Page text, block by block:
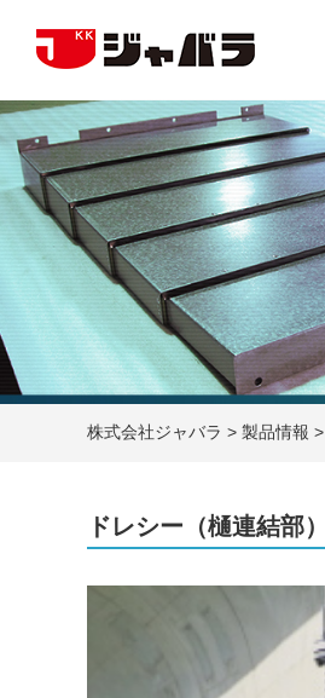
株式会社ジャバラ > 製品情報 >
ドレシー（樋連結部）